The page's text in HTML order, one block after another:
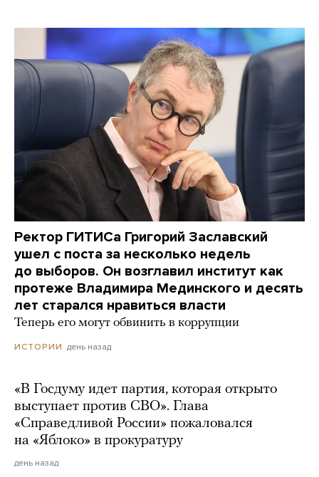
Ректор ГИТИСа Григорий Заславский
ушел с поста за несколько недель
до выборов. Он возглавил институт как
протеже Владимира Мединского и десять
лет старался нравиться власти
Теперь его могут обвинить в коррупции
ИСТОРИИ день назад
«В Госдуму идет партия, которая открыто
выступает против СВО». Глава
«Справедливой России» пожаловался
на «Яблоко» в прокуратуру
день назад